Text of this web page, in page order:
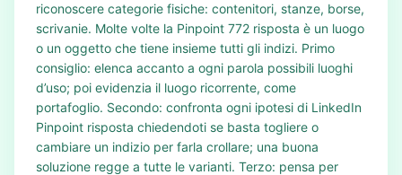
riconoscere categorie fisiche: contenitori, stanze, borse,
scrivanie. Molte volte la Pinpoint 772 risposta è un luogo
o un oggetto che tiene insieme tutti gli indizi. Primo
consiglio: elenca accanto a ogni parola possibili luoghi
d’uso; poi evidenzia il luogo ricorrente, come
portafoglio. Secondo: confronta ogni ipotesi di LinkedIn
Pinpoint risposta chiedendoti se basta togliere o
cambiare un indizio per farla crollare; una buona
soluzione regge a tutte le varianti. Terzo: pensa per